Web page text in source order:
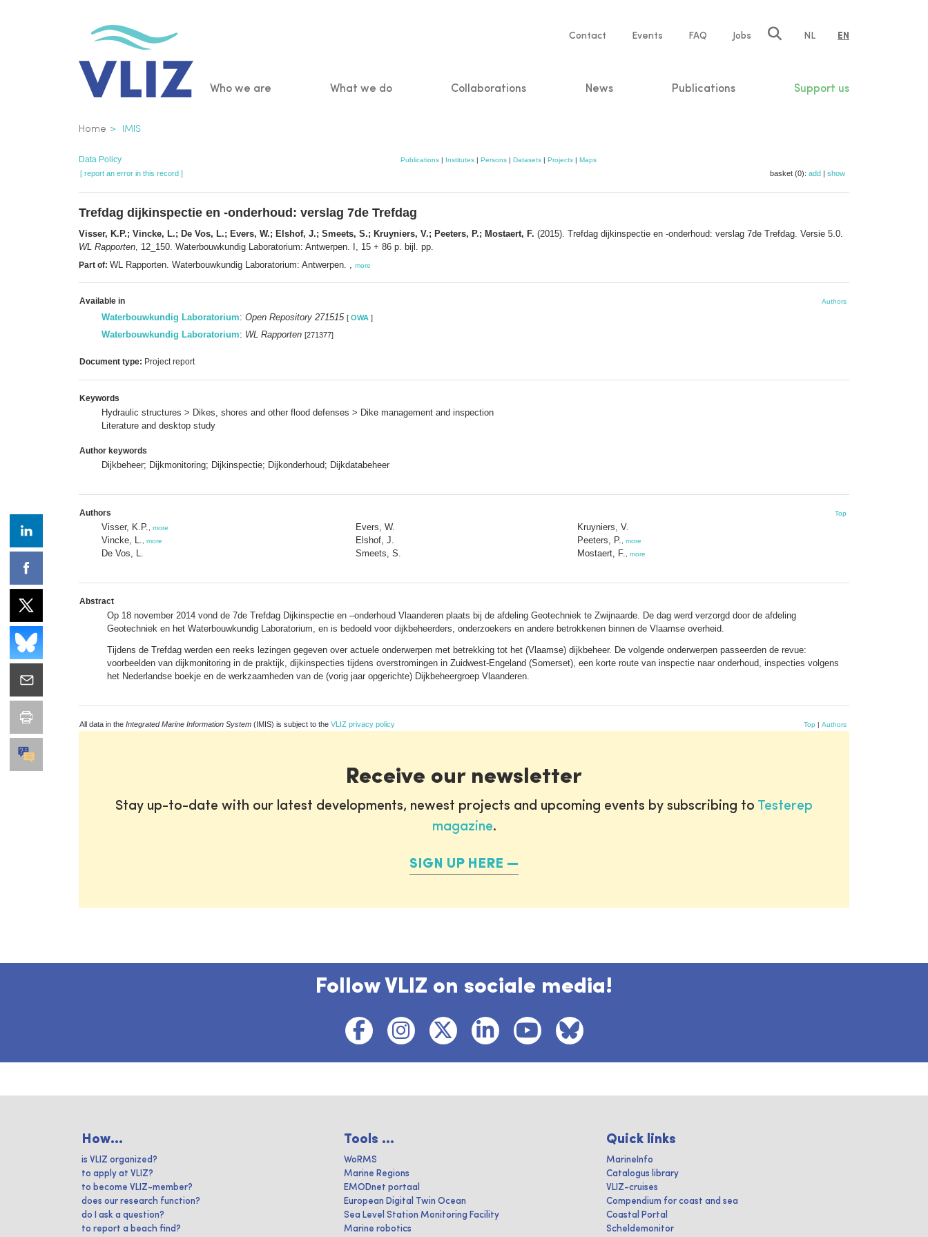
Service
Contact Events FAQ Jobs NL EN
Main
Who we are What we do Collaborations News Publications Support us
Breadcrumb
Home IMIS
Data Policy Publications | Institutes | Persons | Datasets | Projects | Maps
[ report an error in this record ] basket (0): add | show
Trefdag dijkinspectie en -onderhoud: verslag 7de Trefdag
Visser, K.P.; Vincke, L.; De Vos, L.; Evers, W.; Elshof, J.; Smeets, S.; Kruyniers, V.; Peeters, P.; Mostaert, F. (2015). Trefdag dijkinspectie en -onderhoud: verslag 7de Trefdag. Versie 5.0.
WL Rapporten , 12_150. Waterbouwkundig Laboratorium: Antwerpen. I, 15 + 86 p. bijl. pp.
Part of: WL Rapporten. Waterbouwkundig Laboratorium: Antwerpen. , more
Available in Authors
Waterbouwkundig Laboratorium: Open Repository 271515 [ OWA ]
Waterbouwkundig Laboratorium: WL Rapporten [271377]
Document type: Project report
Keywords
Hydraulic structures > Dikes, shores and other flood defenses > Dike management and inspection
Literature and desktop study
Author keywords
Dijkbeheer; Dijkmonitoring; Dijkinspectie; Dijkonderhoud; Dijkdatabeheer
Authors Top
Visser, K.P. more
Vincke, L. more
De Vos, L.
Evers, W.
Elshof, J.
Smeets, S.
Kruyniers, V.
Peeters, P.
more
Mostaert, F. more
Abstract
Op 18 november 2014 vond de 7de Trefdag Dijkinspectie en –onderhoud Vlaanderen plaats bij de afdeling Geotechniek te Zwijnaarde. De dag werd verzorgd door de afdeling
Geotechniek en het Waterbouwkundig Laboratorium, en is bedoeld voor dijkbeheerders, onderzoekers en andere betrokkenen binnen de Vlaamse overheid.
Tijdens de Trefdag werden een reeks lezingen gegeven over actuele onderwerpen met betrekking tot het (Vlaamse) dijkbeheer. De volgende onderwerpen passeerden de revue:
voorbeelden van dijkmonitoring in de praktijk, dijkinspecties tijdens overstromingen in Zuidwest-Engeland (Somerset), een korte route van inspectie naar onderhoud, inspecties volgens
het Nederlandse boekje en de werkzaamheden van de (vorig jaar opgerichte) Dijkbeheergroep Vlaanderen.
All data in the Integrated Marine Information System (IMIS) is subject to the VLIZ privacy policy Top | Authors
Receive our newsletter
Stay up-to-date with our latest developments, newest projects and upcoming events by subscribing to Testerep
magazine.
SIGN UP HERE
Follow VLIZ on sociale media!
How...
is VLIZ organized?
to apply at VLIZ?
to become VLIZ-member?
does our research function?
do I ask a question?
to report a beach find?
Tools ...
WoRMS
Marine Regions
EMODnet portaal
European Digital Twin Ocean
Sea Level Station Monitoring Facility
Marine robotics
Quick links
MarineInfo
Catalogus library
VLIZ-cruises
Compendium for coast and sea
Coastal Portal
Scheldemonitor